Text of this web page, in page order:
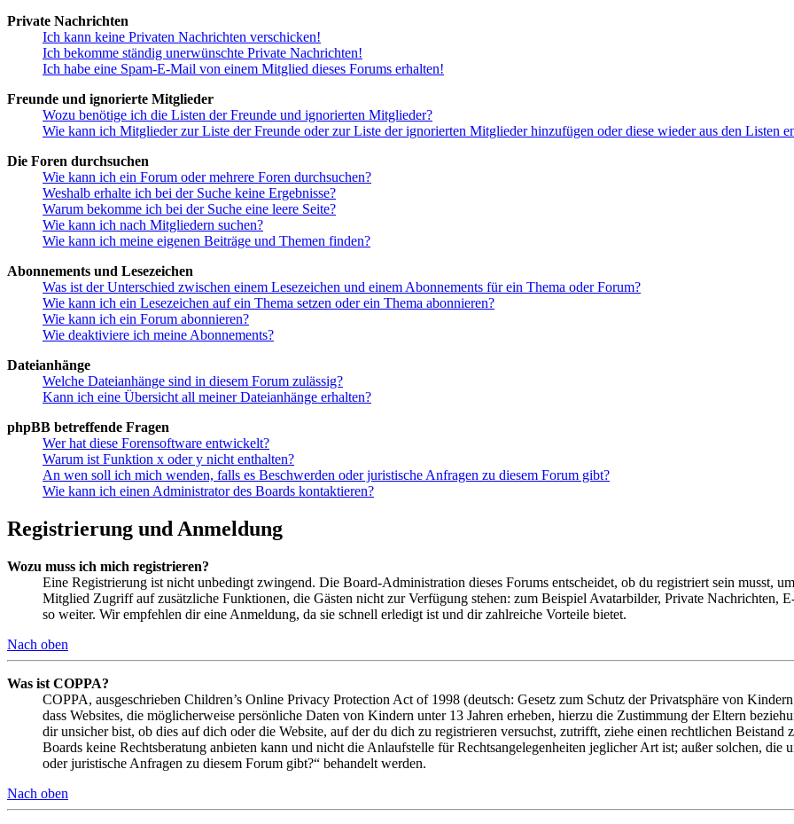
Private Nachrichten
Ich kann keine Privaten Nachrichten verschicken!
Ich bekomme ständig unerwünschte Private Nachrichten!
Ich habe eine Spam-E-Mail von einem Mitglied dieses Forums erhalten!
Freunde und ignorierte Mitglieder
Wozu benötige ich die Listen der Freunde und ignorierten Mitglieder?
Wie kann ich Mitglieder zur Liste der Freunde oder zur Liste der ignorierten Mitglieder hinzufügen oder diese wieder aus den Listen
Die Foren durchsuchen
Wie kann ich ein Forum oder mehrere Foren durchsuchen?
Weshalb erhalte ich bei der Suche keine Ergebnisse?
Warum bekomme ich bei der Suche eine leere Seite?
Wie kann ich nach Mitgliedern suchen?
Wie kann ich meine eigenen Beiträge und Themen finden?
Abonnements und Lesezeichen
Was ist der Unterschied zwischen einem Lesezeichen und einem Abonnements für ein Thema oder Forum?
Wie kann ich ein Lesezeichen auf ein Thema setzen oder ein Thema abonnieren?
Wie kann ich ein Forum abonnieren?
Wie deaktiviere ich meine Abonnements?
Dateianhänge
Welche Dateianhänge sind in diesem Forum zulässig?
Kann ich eine Übersicht all meiner Dateianhänge erhalten?
phpBB betreffende Fragen
Wer hat diese Forensoftware entwickelt?
Warum ist Funktion x oder y nicht enthalten?
An wen soll ich mich wenden, falls es Beschwerden oder juristische Anfragen zu diesem Forum gibt?
Wie kann ich einen Administrator des Boards kontaktieren?
Registrierung und Anmeldung
Wozu muss ich mich registrieren?
Eine Registrierung ist nicht unbedingt zwingend. Die Board-Administration dieses Forums entscheidet, ob du registriert sein musst,
Mitglied Zugriff auf zusätzliche Funktionen, die Gästen nicht zur Verfügung stehen: zum Beispiel Avatarbilder, Private Nachrichten,
so weiter. Wir empfehlen dir eine Anmeldung, da sie schnell erledigt ist und dir zahlreiche Vorteile bietet.
Nach oben
Was ist COPPA?
COPPA, ausgeschrieben Children’s Online Privacy Protection Act of 1998 (deutsch: Gesetz zum Schutz der Privatsphäre von
dass Websites, die möglicherweise persönliche Daten von Kindern unter 13 Jahren erheben, hierzu die Zustimmung der Eltern
dir unsicher bist, ob dies auf dich oder die Website, auf der du dich zu registrieren versuchst, zutrifft, ziehe einen rechtlichen
Boards keine Rechtsberatung anbieten kann und nicht die Anlaufstelle für Rechtsangelegenheiten jeglicher Art ist; außer solchen,
oder juristische Anfragen zu diesem Forum gibt?“ behandelt werden.
Nach oben